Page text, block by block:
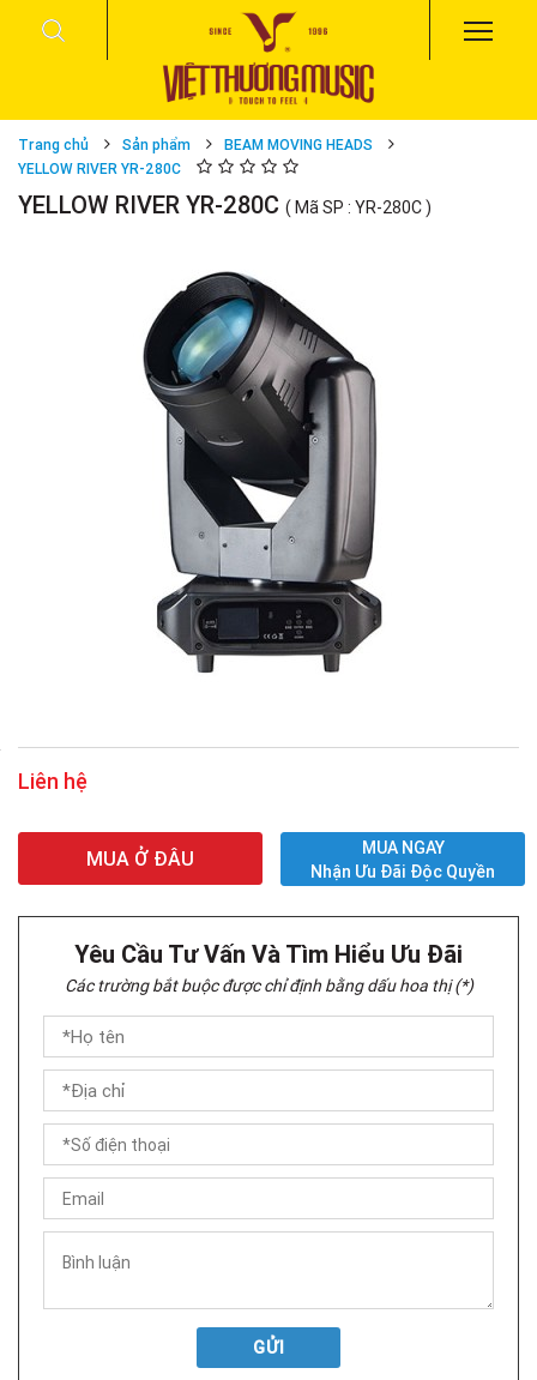
Trang chủ Sản phẩm
BEAM MOVING HEADS
YELLOW RIVER YR-280C
YELLOW RIVER YR-280C ( Mã SP : YR-280C )
Liên hệ
MUA Ở ĐÂU
MUA NGAY
Nhận Ưu Đãi Độc Quyền
Yêu Cầu Tư Vấn Và Tìm Hiểu Ưu Đãi
Các trường bắt buộc được chỉ định bằng dấu hoa thị (*)
GỬI